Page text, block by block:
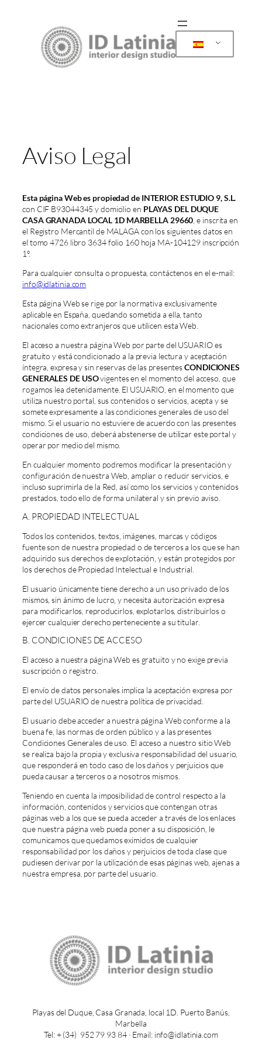
Aviso Legal
Esta página Web es propiedad de INTERIOR ESTUDIO 9, S.L.
con CIF B93044345 y domicilio en PLAYAS DEL DUQUE
CASA GRANADA LOCAL 1D MARBELLA 29660 , e inscrita en
el Registro Mercantil de MALAGA con los siguientes datos en
el tomo 4726 libro 3634 folio 160 hoja MA-104129 inscripción
1º.
Para cualquier consulta o propuesta, contáctenos en el e-mail:
info@idlatinia.com
Esta página Web se rige por la normativa exclusivamente
aplicable en España, quedando sometida a ella, tanto
nacionales como extranjeros que utilicen esta Web.
El acceso a nuestra página Web por parte del USUARIO es
gratuito y está condicionado a la previa lectura y aceptación
íntegra, expresa y sin reservas de las presentesCONDICIONES
GENERALES DE USOvigentes en el momento del acceso, que
rogamos lea detenidamente. El USUARIO, en el momento que
utiliza nuestro portal, sus contenidos o servicios, acepta y se
somete expresamente a las condiciones generales de uso del
mismo. Si el usuario no estuviere de acuerdo con las presentes
condiciones de uso, deberá abstenerse de utilizar este portal y
operar por medio del mismo.
En cualquier momento podremos modificar la presentación y
configuración de nuestra Web, ampliar o reducir servicios, e
incluso suprimirla de la Red, así como los servicios y contenidos
prestados, todo ello de forma unilateral y sin previo aviso.
A. PROPIEDAD INTELECTUAL
Todos los contenidos, textos, imágenes, marcas y códigos
fuente son de nuestra propiedad o de terceros a los que se han
adquirido sus derechos de explotación, y están protegidos por
los derechos de Propiedad Intelectual e Industrial.
El usuario únicamente tiene derecho a un uso privado de los
mismos, sin ánimo de lucro, y necesita autorización expresa
para modificarlos, reproducirlos, explotarlos, distribuirlos o
ejercer cualquier derecho perteneciente a su titular.
B. CONDICIONES DE ACCESO
El acceso a nuestra página Web es gratuito y no exige previa
suscripción o registro.
El envío de datos personales implica la aceptación expresa por
parte del USUARIO de nuestra política de privacidad.
El usuario debe acceder a nuestra página Web conforme a la
buena fe, las normas de orden público y a las presentes
Condiciones Generales de uso. El acceso a nuestro sitio Web
se realiza bajo la propia y exclusiva responsabilidad del usuario,
que responderá en todo caso de los daños y perjuicios que
pueda causar a terceros o a nosotros mismos.
Teniendo en cuenta la imposibilidad de control respecto a la
información, contenidos y servicios que contengan otras
páginas web a los que se pueda acceder a través de los enlaces
que nuestra página web pueda poner a su disposición, le
comunicamos que quedamos eximidos de cualquier
responsabilidad por los daños y perjuicios de toda clase que
pudiesen derivar por la utilización de esas páginas web, ajenas a
nuestra empresa, por parte del usuario.
Playas del Duque, Casa Granada, local 1D. Puerto Banús,
Marbella
Tel: + (34) 952 79 93 84 · Email: info@idlatinia.com